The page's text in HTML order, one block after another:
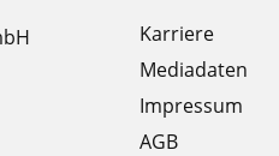
Karriere
Mediadaten
Impressum
AGB